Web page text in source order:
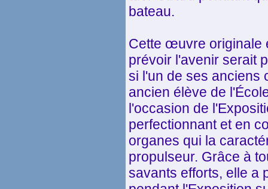
bateau.
Cette œuvre originale
prévoir l'avenir serait
si l'un de ses anciens
ancien élève de
l'occasion de
perfectionnant et en
organes qui la
propulseur. Grâce à
savants efforts, elle a